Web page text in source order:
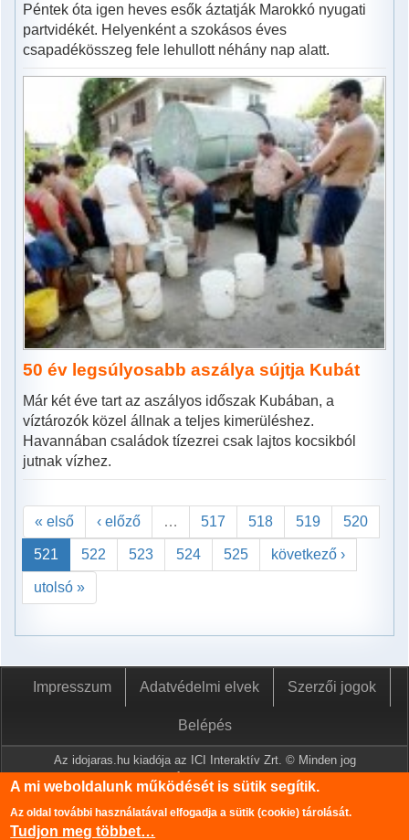
Péntek óta igen heves esők áztatják Marokkó nyugati
partvidékét. Helyenként a szokásos éves
csapadékösszeg fele lehullott néhány nap alatt.
50 év legsúlyosabb aszálya sújtja Kubát
Már két éve tart az aszályos időszak Kubában, a
víztározók közel állnak a teljes kimerüléshez.
Havannában családok tízezrei csak lajtos kocsikból
jutnak vízhez.
« első ‹ előző … 517 518 519 520
521 522 523 524 525 következő ›
utolsó »
Impresszum Adatvédelmi elvek Szerzői jogok
Belépés
Az idojaras.hu kiadója az ICI Interaktív Zrt. © Minden jog
fenntartva.
szóló 1999. évi LXXVI. törvény értelmében az ICI Interaktív Zrt
írásos engedélye nélkül tilos lemásolni és közzétenni.
A mi weboldalunk működését is sütik segítik.
Az oldal további használatával elfogadja a sütik (cookie) tárolását.
Tudjon meg többet…